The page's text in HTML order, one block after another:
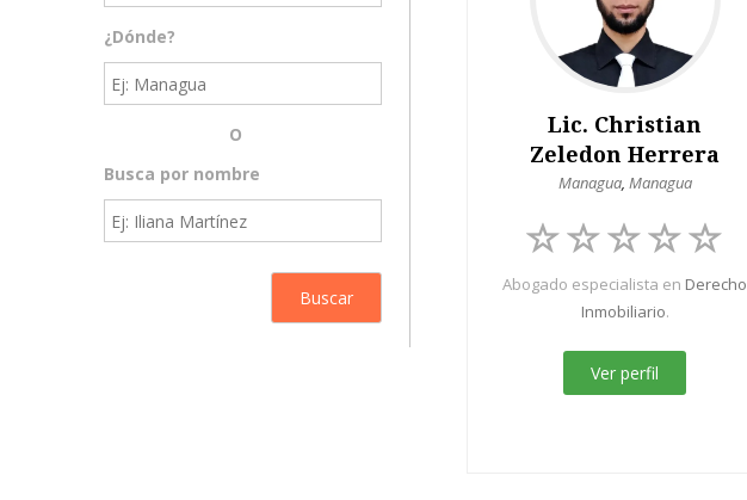
¿Dónde?
O
Busca por nombre
Lic. Christian
Zeledon Herrera
Managua, Managua
Abogado especialista en Derecho
Inmobiliario.
Ver perfil